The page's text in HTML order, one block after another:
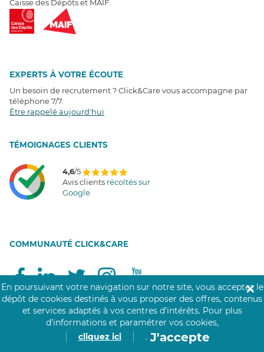
Caisse des Dépôts et MAIF.
EXPERTS À VOTRE ÉCOUTE
Un besoin de recrutement ? Click&Care vous accompagne par
téléphone 7/7
Être rappelé aujourd'hui
TÉMOIGNAGES CLIENTS
4,6/5
Avis clients récoltés sur
Google
COMMUNAUTÉ CLICK&CARE
Notre réseau de 200 000 professionnels soignants assiste les personnes âgées,
personnes handicapées, personnes dépendantes et les personnes à mobilité
En poursuivant votre navigation sur notre site, vous acceptez le
dépôt de cookies destinés à vous proposer des offres, contenus
et services adaptés à vos centres d’intérêts. Pour plus
d’informations et paramétrer vos cookies,
cliquez ici
. J'accepte
✕